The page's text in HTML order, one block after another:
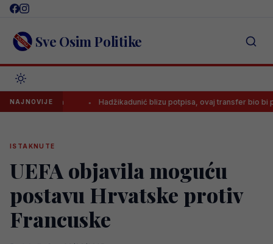
Skip
content Sve Osim Politike
NAJNOVIJEHadžikadunić blizu potpisa, ovaj transfer bio bi pun pogodak
ISTAKNUTE
UEFA objavila moguću
postavu Hrvatske protiv
Francuske